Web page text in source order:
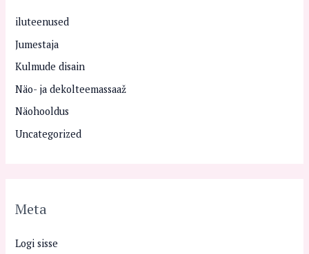
iluteenused
Jumestaja
Kulmude disain
Näo- ja dekolteemassaaž
Näohooldus
Uncategorized
Meta
Logi sisse